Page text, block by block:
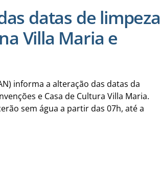
datas de limpeza
Villa Maria e
informa a alteração das datas da
e Casa de Cultura Villa Maria.
sem água a partir das 07h, até a